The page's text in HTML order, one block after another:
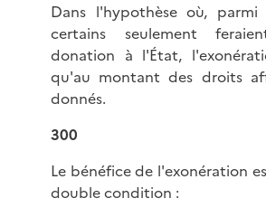
Dans l'hypothèse où, parmi
certains seulement
donation à l'État,
qu'au montant des droits
donnés.
300
Le bénéfice de l'exonération
double condition :